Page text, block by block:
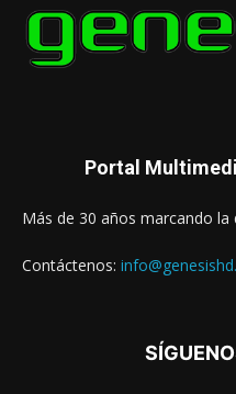
Portal
Más de 30 años marcando la
Contáctenos: